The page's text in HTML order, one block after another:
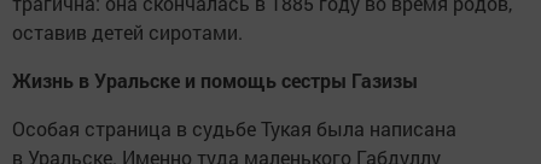
оставив детей сиротами.
Жизнь в Уральске и помощь сестры Газизы
Особая страница в судьбе Тукая была написана
в Уральске. Именно туда маленького Габдуллу